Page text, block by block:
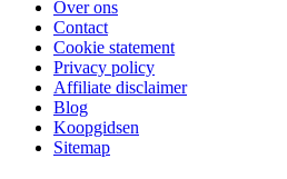
Over ons
Contact
Cookie statement
Privacy policy
Affiliate disclaimer
Blog
Koopgidsen
Sitemap